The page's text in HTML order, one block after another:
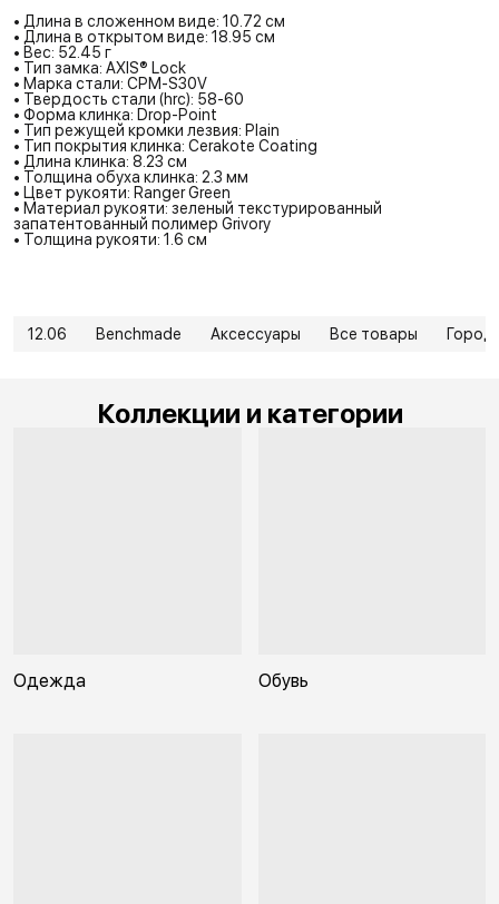
• Длина в сложенном виде: 10.72 см
• Длина в открытом виде: 18.95 см
• Вес: 52.45 г
• Тип замка: AXIS® Lock
• Марка стали: CPM-S30V
• Твердость стали (hrc): 58-60
• Форма клинка: Drop-Point
• Тип режущей кромки лезвия: Plain
• Тип покрытия клинка: Cerakote Coating
• Длина клинка: 8.23 см
• Толщина обуха клинка: 2.3 мм
• Цвет рукояти: Ranger Green
• Материал рукояти: зеленый текстурированный
запатентованный полимер Grivory
• Толщина рукояти: 1.6 см
12.06 Benchmade Аксессуары Все товары Город
Коллекции и категории
Одежда Обувь